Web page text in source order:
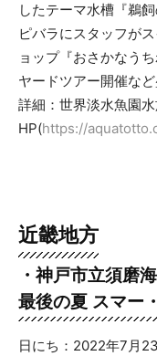
したテーマ水槽『鵜
ピバラにスタッフが
ョップ『おさかなう
ヤードツアー開催など
詳細：世界淡水魚園
HP(https://
近畿地方
・神戸市立須磨
最後の夏 スマー
日にち：2022年7月